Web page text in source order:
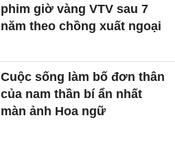
phim giờ vàng VTV sau 7
năm theo chồng xuất ngoại
Cuộc sống làm bố đơn thân
của nam thần bí ẩn nhất
màn ảnh Hoa ngữ